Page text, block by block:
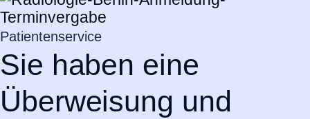
Patientenservice
Sie haben eine
Überweisung und